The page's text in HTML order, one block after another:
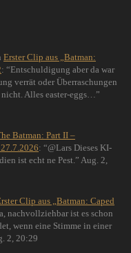
Erster Clip aus „Batman:
: “Entschuldigung aber da war
verrät oder Überraschungen
Alles easter-eggs… ”
Batman: Part II –
: “@Lars Dieses KI-
ist echt ne Pest. ” Aug. 2,
Clip aus „Batman: Caped
nachvollziehbar ist es schon
wenn eine Stimme in einer
2, 20:29